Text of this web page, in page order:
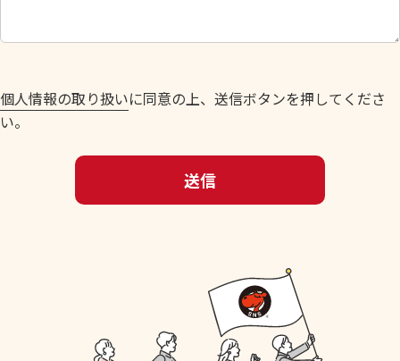
だ
い
。
個人情報の取り扱いに同意の上、送信ボタンを押してくださ
い。